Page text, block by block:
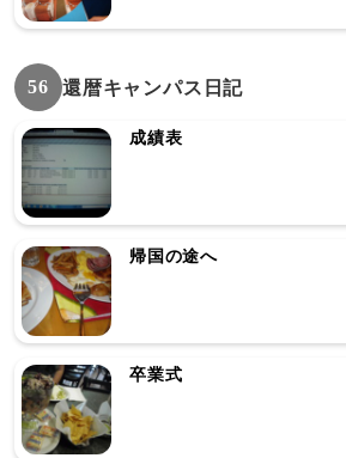
56 還暦キャンパス日記
成績表
帰国の途へ
卒業式